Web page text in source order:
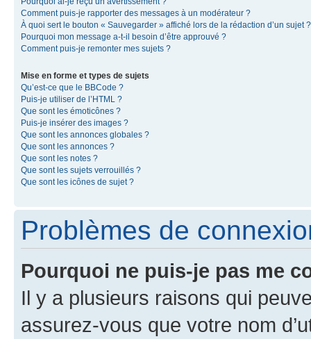
Comment puis-je rapporter des messages à un modérateur ?
À quoi sert le bouton « Sauvegarder » affiché lors de la rédaction d’un sujet ?
Pourquoi mon message a-t-il besoin d’être approuvé ?
Comment puis-je remonter mes sujets ?
Mise en forme et types de sujets
Qu’est-ce que le BBCode ?
Puis-je utiliser de l’HTML ?
Que sont les émoticônes ?
Puis-je insérer des images ?
Que sont les annonces globales ?
Que sont les annonces ?
Que sont les notes ?
Que sont les sujets verrouillés ?
Que sont les icônes de sujet ?
Problèmes de
Pourquoi ne puis-je pas me
Il y a plusieurs raisons qui
assurez-vous que votre nom